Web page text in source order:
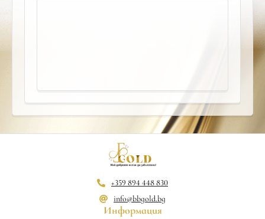
+359 894 448 830
info@bbgold.bg
Информация